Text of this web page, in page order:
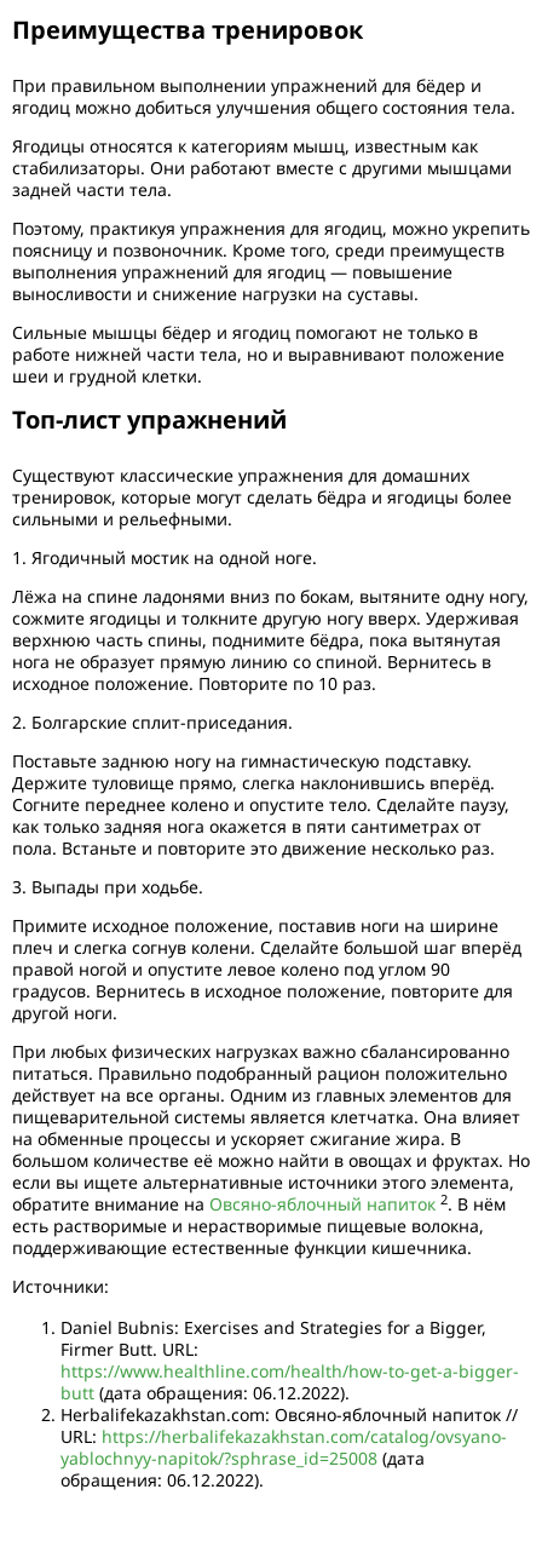
Преимущества тренировок
При правильном выполнении упражнений для бёдер и
ягодиц можно добиться улучшения общего состояния тела.
Ягодицы относятся к категориям мышц, известным как
стабилизаторы. Они работают вместе с другими мышцами
задней части тела.
Поэтому, практикуя упражнения для ягодиц, можно укрепить
поясницу и позвоночник. Кроме того, среди преимуществ
выполнения упражнений для ягодиц — повышение
выносливости и снижение нагрузки на суставы.
Сильные мышцы бёдер и ягодиц помогают не только в
работе нижней части тела, но и выравнивают положение
шеи и грудной клетки.
Топ-лист упражнений
Существуют классические упражнения для домашних
тренировок, которые могут сделать бёдра и ягодицы более
сильными и рельефными.
1. Ягодичный мостик на одной ноге.
Лёжа на спине ладонями вниз по бокам, вытяните одну ногу,
сожмите ягодицы и толкните другую ногу вверх. Удерживая
верхнюю часть спины, поднимите бёдра, пока вытянутая
нога не образует прямую линию со спиной. Вернитесь в
исходное положение. Повторите по 10 раз.
2. Болгарские сплит-приседания.
Поставьте заднюю ногу на гимнастическую подставку.
Держите туловище прямо, слегка наклонившись вперёд.
Согните переднее колено и опустите тело. Сделайте паузу,
как только задняя нога окажется в пяти сантиметрах от
пола. Встаньте и повторите это движение несколько раз.
3. Выпады при ходьбе.
Примите исходное положение, поставив ноги на ширине
плеч и слегка согнув колени. Сделайте большой шаг вперёд
правой ногой и опустите левое колено под углом 90
градусов. Вернитесь в исходное положение, повторите для
другой ноги.
При любых физических нагрузках важно сбалансированно
питаться. Правильно подобранный рацион положительно
действует на все органы. Одним из главных элементов для
пищеварительной системы является клетчатка. Она влияет
на обменные процессы и ускоряет сжигание жира. В
большом количестве её можно найти в овощах и фруктах. Но
если вы ищете альтернативные источники этого элемента,
обратите внимание на Овсяно-яблочный напиток 2. В нём
есть растворимые и нерастворимые пищевые волокна,
поддерживающие естественные функции кишечника.
Источники:
Daniel Bubnis: Exercises and Strategies for a Bigger,
Firmer Butt. URL:
https://www.healthline.com/health/how-to-get-a-bigger-
butt (дата обращения: 06.12.2022).
Herbalifekazakhstan.com: Овсяно-яблочный напиток //
URL: https://herbalifekazakhstan.com/catalog/ovsyano-
yablochnyy-napitok/?sphrase_id=25008 (дата
обращения: 06.12.2022).